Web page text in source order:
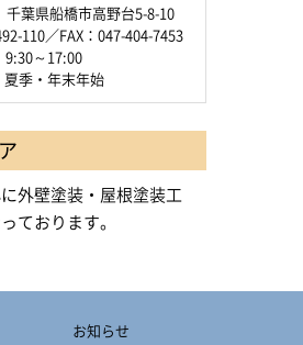
葉県船橋市高野台5-8-10
110／FAX：047-404-7453
9:30～17:00
夏季・年末年始
外壁塗装・屋根塗装工
ております。
お知らせ